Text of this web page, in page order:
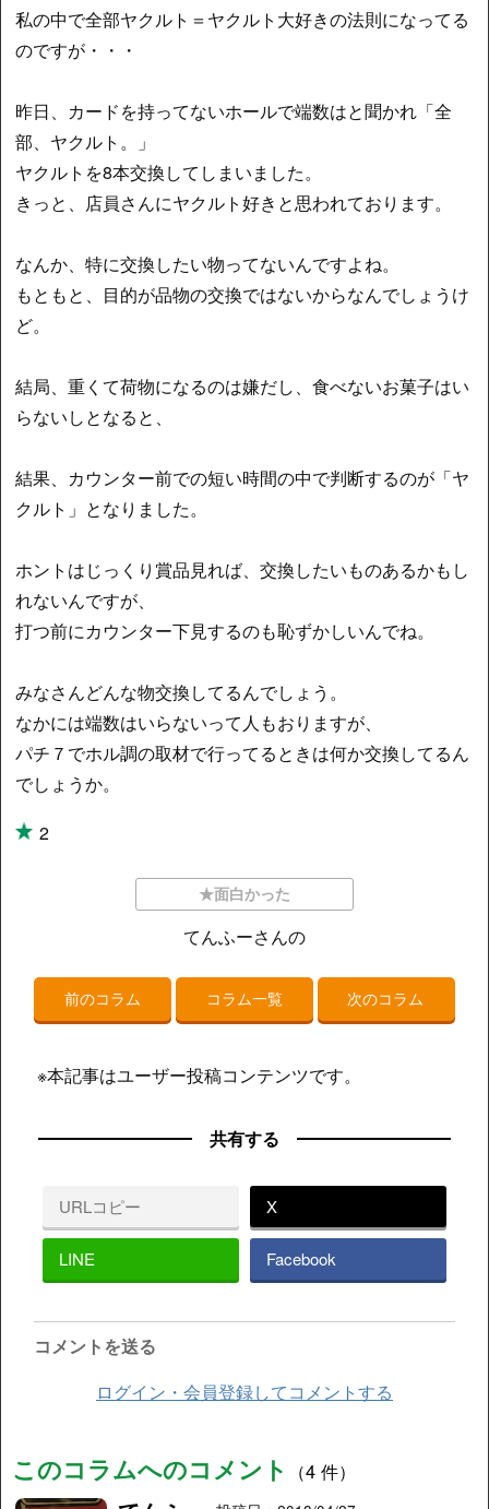
私の中で全部ヤクルト＝ヤクルト大好きの法則になってる
のですが・・・
昨日、カードを持ってないホールで端数はと聞かれ「全
部、ヤクルト。」
ヤクルトを8本交換してしまいました。
きっと、店員さんにヤクルト好きと思われております。
なんか、特に交換したい物ってないんですよね。
もともと、目的が品物の交換ではないからなんでしょうけ
ど。
結局、重くて荷物になるのは嫌だし、食べないお菓子はい
らないしとなると、
結果、カウンター前での短い時間の中で判断するのが「ヤ
クルト」となりました。
ホントはじっくり賞品見れば、交換したいものあるかもし
れないんですが、
打つ前にカウンター下見するのも恥ずかしいんでね。
みなさんどんな物交換してるんでしょう。
なかには端数はいらないって人もおりますが、
パチ７でホル調の取材で行ってるときは何か交換してるん
でしょうか。
2
★面白かった
てんふーさんの
前のコラム コラム一覧 次のコラム
※本記事はユーザー投稿コンテンツです。
共有する
URLコピー X
LINE Facebook
コメントを送る
ログイン・会員登録してコメントする
このコラムへのコメント （4 件）